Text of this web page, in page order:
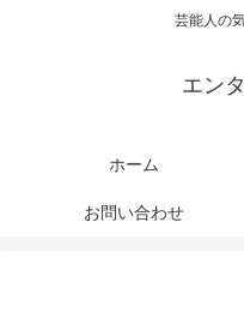
芸能人の
エン
ホーム
お問い合わせ